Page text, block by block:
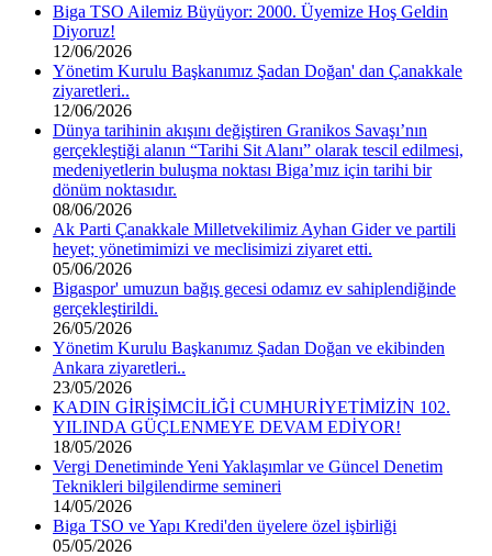
Biga TSO Ailemiz Büyüyor: 2000. Üyemize Hoş Geldin
Diyoruz!
12/06/2026
Yönetim Kurulu Başkanımız Şadan Doğan' dan Çanakkale
ziyaretleri..
12/06/2026
Dünya tarihinin akışını değiştiren Granikos Savaşı’nın
gerçekleştiği alanın “Tarihi Sit Alanı” olarak tescil edilmesi,
medeniyetlerin buluşma noktası Biga’mız için tarihi bir
dönüm noktasıdır.
08/06/2026
Ak Parti Çanakkale Milletvekilimiz Ayhan Gider ve partili
heyet; yönetimimizi ve meclisimizi ziyaret etti.
05/06/2026
Bigaspor' umuzun bağış gecesi odamız ev sahiplendiğinde
gerçekleştirildi.
26/05/2026
Yönetim Kurulu Başkanımız Şadan Doğan ve ekibinden
Ankara ziyaretleri..
23/05/2026
KADIN GİRİŞİMCİLİĞİ CUMHURİYETİMİZİN 102.
YILINDA GÜÇLENMEYE DEVAM EDİYOR!
18/05/2026
Vergi Denetiminde Yeni Yaklaşımlar ve Güncel Denetim
Teknikleri bilgilendirme semineri
14/05/2026
Biga TSO ve Yapı Kredi'den üyelere özel işbirliği
05/05/2026